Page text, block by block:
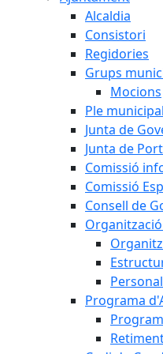
Alcaldia
Consistori
Regidories
Grups
Mocions
Ple municipal
Junta de
Junta de
Comissió
Comissió
Consell de
Programa